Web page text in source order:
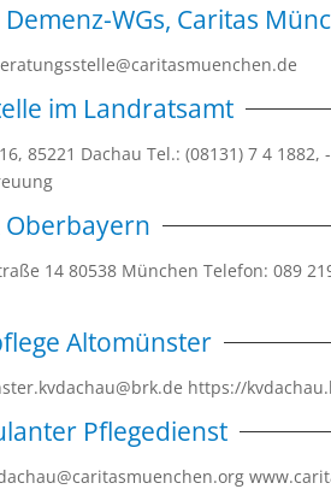
WGs, Caritas
im Landratsamt
Dachau Tel.: (08131) 7 4 1882,
Oberbayern
14 80538 München Telefon: 089
Altomünster
https://
Pflegedienst